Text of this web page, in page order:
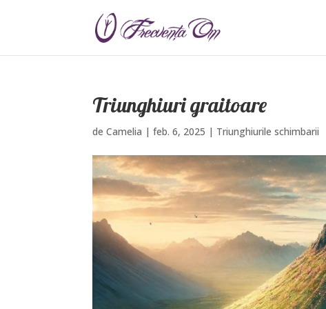
Triunghiuri graitoare
deCamelia |feb. 6, 2025 | Triunghiurile schimbarii